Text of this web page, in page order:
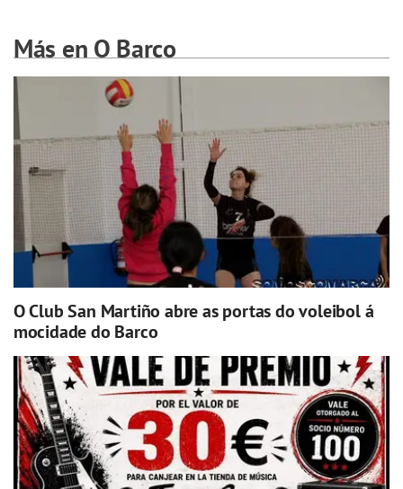
Más en O Barco
O Club San Martiño abre as portas do voleibol á
mocidade do Barco